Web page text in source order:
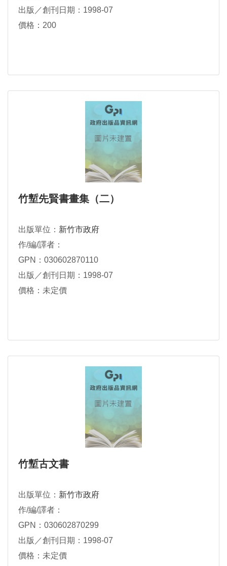
出版／創刊日期：1998-07
價格：200
竹塹先賢書畫集（二）
出版單位： 新竹市政府
作/編/譯者：
GPN：030602870110
出版／創刊日期：1998-07
價格：未定價
竹塹古文書
出版單位： 新竹市政府
作/編/譯者：
GPN：030602870299
出版／創刊日期：1998-07
價格：未定價